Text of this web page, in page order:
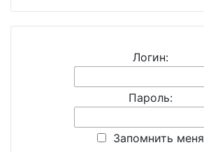
Логин:
Пароль:
Запомнить меня